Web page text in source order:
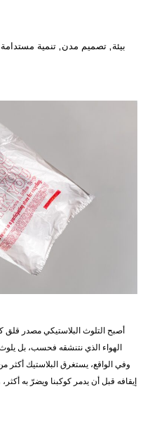
بيئة ,تصميم مدن ,تنمية مستدامة
أصبح التلوث البلاستيكي مصدر قلق
الهواء الذي نتنشقه فحسب، بل يلوث
إيقافه قبل أن يدمر كوكبنا ويضرّ به